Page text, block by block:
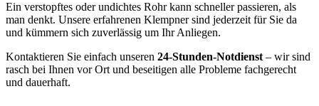
Ein verstopftes oder undichtes Rohr kann schneller passieren, als
man denkt. Unsere erfahrenen Klempner sind jederzeit für Sie da
und kümmern sich zuverlässig um Ihr Anliegen.
Kontaktieren Sie einfach unseren 24-Stunden-Notdienst – wir sind
rasch bei Ihnen vor Ort und beseitigen alle Probleme fachgerecht
und dauerhaft.